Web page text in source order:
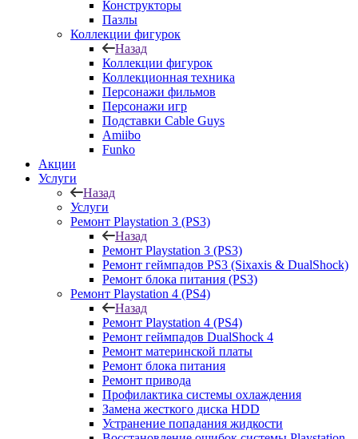
Конструкторы
Пазлы
Коллекции фигурок
Назад
Коллекции фигурок
Коллекционная техника
Персонажи фильмов
Персонажи игр
Подставки Cable Guys
Amiibo
Funko
Акции
Услуги
Назад
Услуги
Ремонт Playstation 3 (PS3)
Назад
Ремонт Playstation 3 (PS3)
Ремонт геймпадов PS3 (Sixaxis & DualShock)
Ремонт блока питания (PS3)
Ремонт Playstation 4 (PS4)
Назад
Ремонт Playstation 4 (PS4)
Ремонт геймпадов DualShock 4
Ремонт материнской платы
Ремонт блока питания
Ремонт привода
Профилактика системы охлаждения
Замена жесткого диска HDD
Устранение попадания жидкости